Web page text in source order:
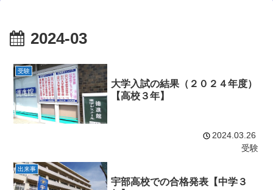
2024-03
受験
大学入試の結果（２０２４年度）
【高校３年】
2024.03.26
受験
出来事
宇部高校での合格発表【中学３